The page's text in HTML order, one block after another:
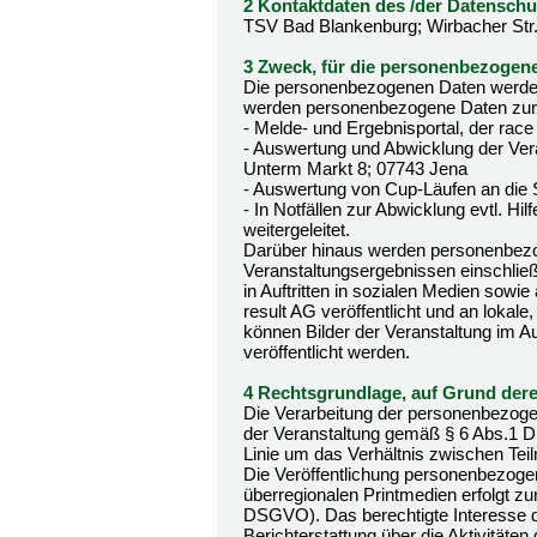
2 Kontaktdaten des /der
TSV Bad Blankenburg; Wirbacher
3 Zweck, für die
Die personenbezogenen Daten
werden personenbezogene Daten
- Melde- und Ergebnisportal, der
- Auswertung und Abwicklung der
Unterm Markt 8; 07743 Jena
- Auswertung von Cup-Läufen an
- In Notfällen zur Abwicklung evtl.
weitergeleitet.
Darüber hinaus werden
Veranstaltungsergebnissen
in Auftritten in sozialen Medien
result AG veröffentlicht und an
können Bilder der Veranstaltung im
veröffentlicht werden.
4 Rechtsgrundlage, auf Grund
Die Verarbeitung der
der Veranstaltung gemäß § 6 Abs.1
Linie um das Verhältnis zwischen
Die Veröffentlichung
überregionalen Printmedien erfolgt
DSGVO). Das berechtigte Interesse